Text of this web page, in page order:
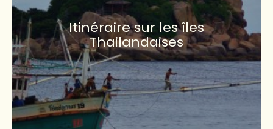
Itinéraire sur les îles
Thailandaises